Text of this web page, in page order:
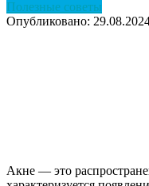
Полезные советы
Опубликовано:
Акне — это